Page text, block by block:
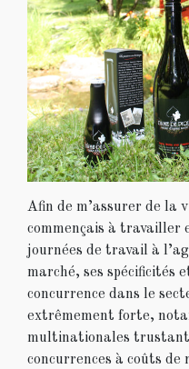
Afin de m’assurer de la
commençais à travailler
journées de travail à
marché, ses spécificités
concurrence dans le
extrêmement forte,
multinationales
concurrences à coûts de